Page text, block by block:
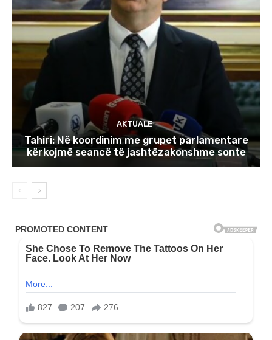
AKTUALE
Tahiri: Në koordinim me grupet parlamentare
kërkojmë seancë të jashtëzakonshme sonte